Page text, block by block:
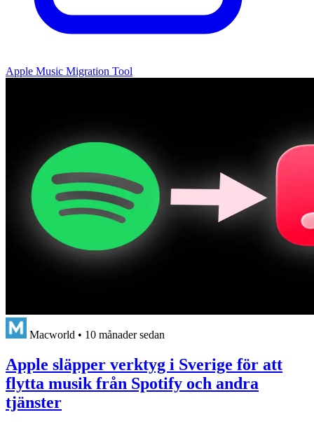
Apple Music Migration Tool
Macworld • 10 månader sedan
Apple släpper verktyg i Sverige för att
flytta musik från Spotify och andra
tjänster